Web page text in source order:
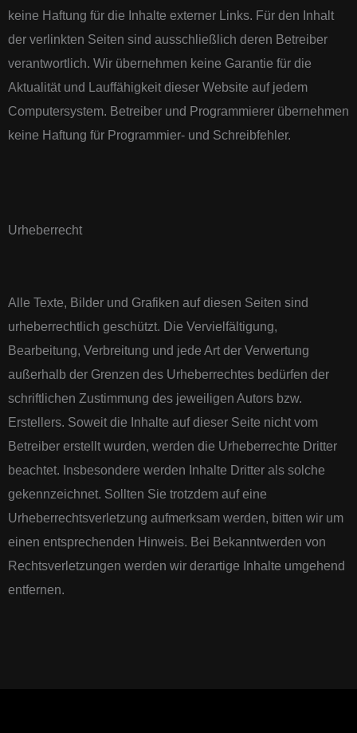
keine Haftung für die Inhalte externer Links. Für den Inhalt
der verlinkten Seiten sind ausschließlich deren Betreiber
verantwortlich. Wir übernehmen keine Garantie für die
Aktualität und Lauffähigkeit dieser Website auf jedem
Computersystem. Betreiber und Programmierer übernehmen
keine Haftung für Programmier- und Schreibfehler.
Urheberrecht
Alle Texte, Bilder und Grafiken auf diesen Seiten sind
urheberrechtlich geschützt. Die Vervielfältigung,
Bearbeitung, Verbreitung und jede Art der Verwertung
außerhalb der Grenzen des Urheberrechtes bedürfen der
schriftlichen Zustimmung des jeweiligen Autors bzw.
Erstellers. Soweit die Inhalte auf dieser Seite nicht vom
Betreiber erstellt wurden, werden die Urheberrechte Dritter
beachtet. Insbesondere werden Inhalte Dritter als solche
gekennzeichnet. Sollten Sie trotzdem auf eine
Urheberrechtsverletzung aufmerksam werden, bitten wir um
einen entsprechenden Hinweis. Bei Bekanntwerden von
Rechtsverletzungen werden wir derartige Inhalte umgehend
entfernen.